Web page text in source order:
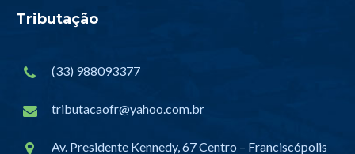
Tributação
(33) 988093377
tributacaofr@yahoo.com.br
Av. Presidente Kennedy, 67 Centro – Franciscópolis